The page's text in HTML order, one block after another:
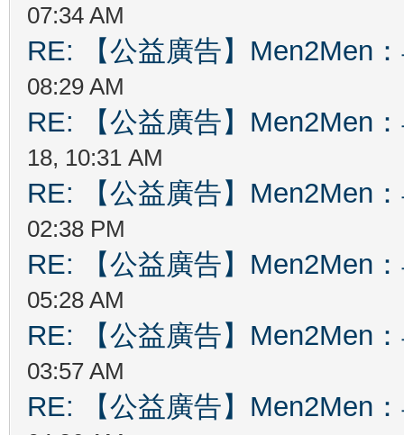
07:34 AM
RE: 【公益廣告】Men2Men
08:29 AM
RE: 【公益廣告】Men2Men
18, 10:31 AM
RE: 【公益廣告】Men2Men
02:38 PM
RE: 【公益廣告】Men2Men
05:28 AM
RE: 【公益廣告】Men2Men
03:57 AM
RE: 【公益廣告】Men2Men